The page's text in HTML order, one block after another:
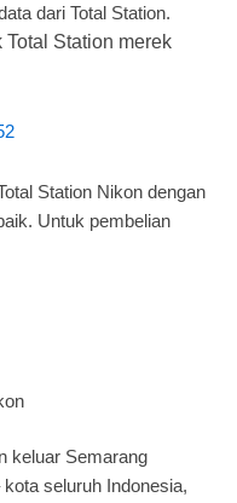
dari Total Station.
Station merek
Station Nikon dengan
Untuk pembelian
keluar Semarang
seluruh Indonesia,